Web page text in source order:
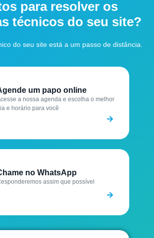
para resolver os
técnicos do seu site?
do seu site está a um passo de distância.
um papo online
a nossa agenda e escolha o melhor
e horário para você
no WhatsApp
assim que possível